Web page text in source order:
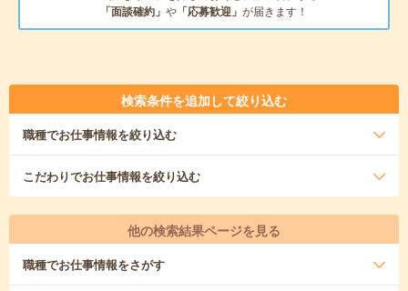
「面談確約」 や 「応募歓迎」 が届きます！
検索条件を追加して絞り込む
職種でお仕事情報を絞り込む
こだわりでお仕事情報を絞り込む
他の検索結果ページを見る
職種でお仕事情報をさがす